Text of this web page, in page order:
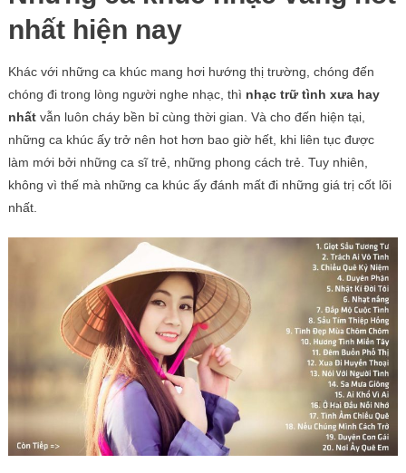
nhất hiện nay
Khác với những ca khúc mang hơi hướng thị trường, chóng đến
chóng đi trong lòng người nghe nhạc, thì nhạc trữ tình xưa hay
nhấtvẫn luôn cháy bền bỉ cùng thời gian. Và cho đến hiện tại,
những ca khúc ấy trở nên hot hơn bao giờ hết, khi liên tục được
làm mới bởi những ca sĩ trẻ, những phong cách trẻ. Tuy nhiên,
không vì thế mà những ca khúc ấy đánh mất đi những giá trị cốt lõi
nhất.